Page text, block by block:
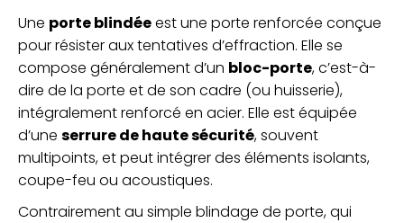
Une porte blindéeest une porte renforcée conçue
pour résister aux tentatives d’effraction. Elle se
compose généralement d’un bloc-porte, c’est-à-
dire de la porte et de son cadre (ou huisserie),
intégralement renforcé en acier. Elle est équipée
d’une serrure de haute sécurité, souvent
multipoints, et peut intégrer des éléments isolants,
coupe-feu ou acoustiques.
Contrairement au simple blindage de porte, qui